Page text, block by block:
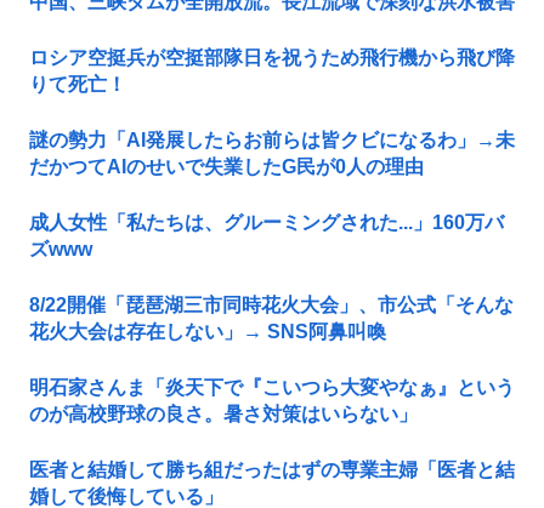
ロシア空挺兵が空挺部隊日を祝うため飛行機から飛び降
りて死亡！
謎の勢力「AI発展したらお前らは皆クビになるわ」→未
だかつてAIのせいで失業したG民が0人の理由
成人女性「私たちは、グルーミングされた...」160万バ
ズwww
8/22開催「琵琶湖三市同時花火大会」、市公式「そんな
花火大会は存在しない」→ SNS阿鼻叫喚
明石家さんま「炎天下で『こいつら大変やなぁ』という
のが高校野球の良さ。暑さ対策はいらない」
医者と結婚して勝ち組だったはずの専業主婦「医者と結
婚して後悔している」